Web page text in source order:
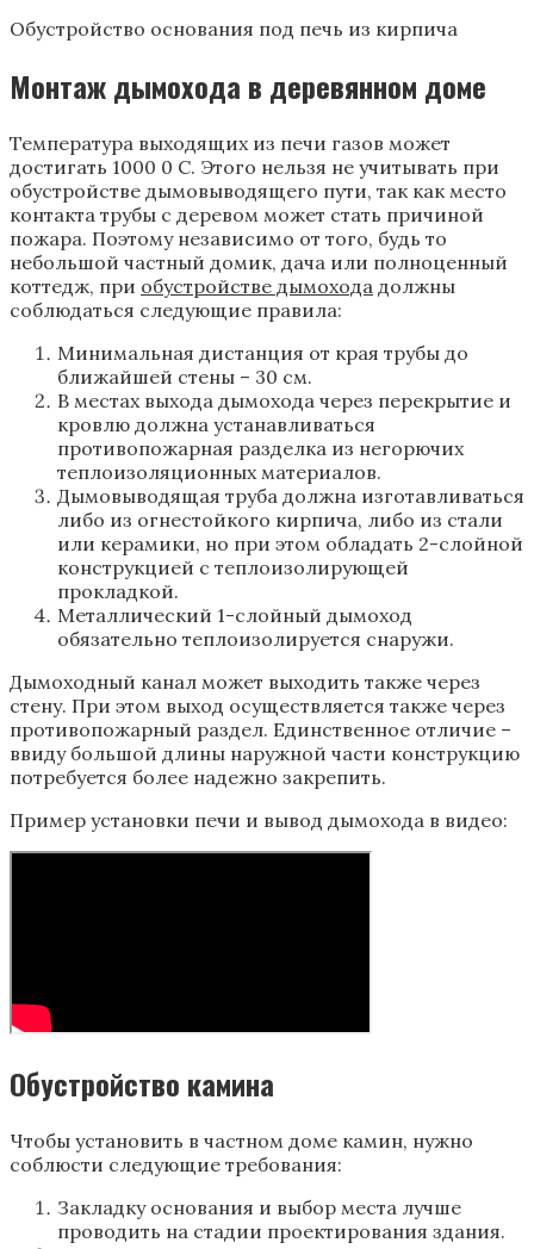
Обустройство основания под печь из кирпича
Монтаж дымохода в деревянном доме
Температура выходящих из печи газов может
достигать 1000 0 С. Этого нельзя не учитывать при
обустройстве дымовыводящего пути, так как место
контакта трубы с деревом может стать причиной
пожара. Поэтому независимо от того, будь то
небольшой частный домик, дача или полноценный
коттедж, при обустройстве дымохода должны
соблюдаться следующие правила:
Минимальная дистанция от края трубы до
ближайшей стены – 30 см.
В местах выхода дымохода через перекрытие и
кровлю должна устанавливаться
противопожарная разделка из негорючих
теплоизоляционных материалов.
Дымовыводящая труба должна изготавливаться
либо из огнестойкого кирпича, либо из стали
или керамики, но при этом обладать 2-слойной
конструкцией с теплоизолирующей
прокладкой.
Металлический 1-слойный дымоход
обязательно теплоизолируется снаружи.
Дымоходный канал может выходить также через
стену. При этом выход осуществляется также через
противопожарный раздел. Единственное отличие –
ввиду большой длины наружной части конструкцию
потребуется более надежно закрепить.
Пример установки печи и вывод дымохода в видео:
Обустройство камина
Чтобы установить в частном доме камин, нужно
соблюсти следующие требования:
Закладку основания и выбор места лучше
проводить на стадии проектирования здания.